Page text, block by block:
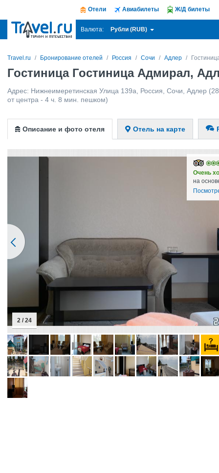
Отели Авиабилеты Ж/Д билеты
Валюта: Рубли (RUB)
Travel.ru Бронирование отелей Россия Сочи Адлер
Гостиница Гостиница Адмирал,
Адрес: Нижнеимеретинская Улица 139а Россия Сочи Адлер
от центра - 4 ч. 8 мин. пешком)
Описание и фото отеля Отель на карте
Очень
на
2 / 24